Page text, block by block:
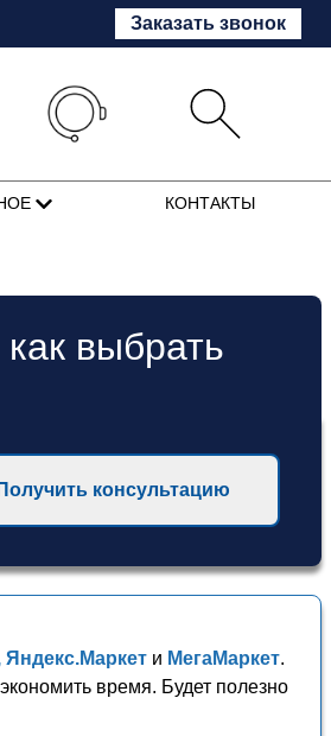
Заказать звонок
КОНТАКТЫ
выбрать
Получить консультацию
Яндекс.Маркети МегаМаркет.
время. Будет полезно